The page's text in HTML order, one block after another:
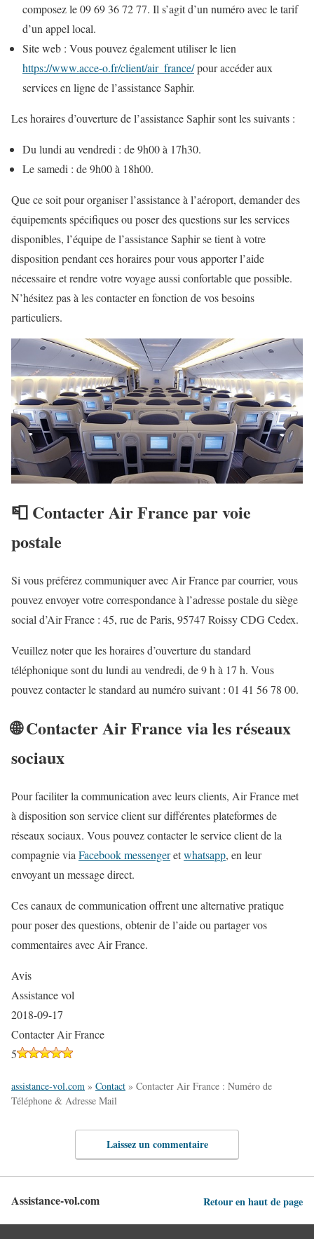
composez le 09 69 36 72 77. Il s’agit d’un numéro avec le tarif
d’un appel local.
Site web : Vous pouvez également utiliser le lien
https://www.acce-o.fr/client/air_france/pour accéder aux
services en ligne de l’assistance Saphir.
Les horaires d’ouverture de l’assistance Saphir sont les suivants :
Du lundi au vendredi : de 9h00 à 17h30.
Le samedi : de 9h00 à 18h00.
Que ce soit pour organiser l’assistance à l’aéroport, demander des
équipements spécifiques ou poser des questions sur les services
disponibles, l’équipe de l’assistance Saphir se tient à votre
disposition pendant ces horaires pour vous apporter l’aide
nécessaire et rendre votre voyage aussi confortable que possible.
N’hésitez pas à les contacter en fonction de vos besoins
particuliers.
📮 Contacter Air France par voie
postale
Si vous préférez communiquer avec Air France par courrier, vous
pouvez envoyer votre correspondance à l’adresse postale du siège
social d’Air France : 45, rue de Paris, 95747 Roissy CDG Cedex.
Veuillez noter que les horaires d’ouverture du standard
téléphonique sont du lundi au vendredi, de 9 h à 17 h. Vous
pouvez contacter le standard au numéro suivant : 01 41 56 78 00.
🌐 Contacter Air France via les réseaux
sociaux
Pour faciliter la communication avec leurs clients, Air France met
à disposition son service client sur différentes plateformes de
réseaux sociaux. Vous pouvez contacter le service client de la
compagnie via Facebook messengeretwhatsapp, en leur
envoyant un message direct.
Ces canaux de communication offrent une alternative pratique
pour poser des questions, obtenir de l’aide ou partager vos
commentaires avec Air France.
Avis
Assistance vol
2018-09-17
Contacter Air France
5
assistance-vol.com » Contact » Contacter Air France : Numéro de
Téléphone & Adresse Mail
Laissez un commentaire
Assistance-vol.com Retour en haut de page